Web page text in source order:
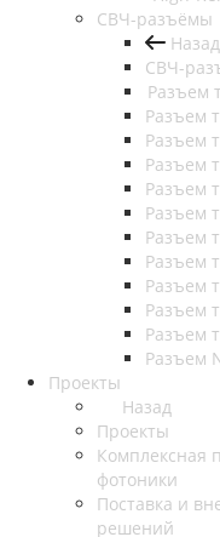
СВЧ-разъёмы
Назад
СВЧ-
Разъем
Разъем
Разъем
Разъем
Разъем
Разъем
Разъем
Разъем
Разъем
Разъем
Разъем
Разъем
Проекты
Назад
Проекты
Комплексная
фотоники
Поставка и
решений